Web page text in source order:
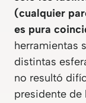
(cualquier
es pura
herramientas
distintas
no resultó
presidente de